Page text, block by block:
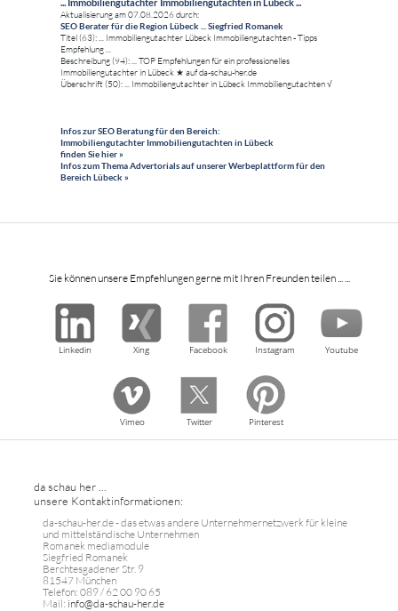
Aktualisierung am 07.08.2026 durch:
SEO Berater für die Region Lübeck ... Siegfried Romanek
Titel (63): ... Immobiliengutachter Lübeck Immobiliengutachten - Tipps
Empfehlung ...
Beschreibung (94): ... TOP Empfehlungen für ein professionelles
Immobiliengutachter in Lübeck ★ auf da-schau-her.de
Überschrift (50): ... Immobiliengutachter in Lübeck Immobiliengutachten √
Infos zur SEO Beratung für den Bereich:
Immobiliengutachter Immobiliengutachten in Lübeck
finden Sie hier »
Infos zum Thema Advertorials auf unserer Werbeplattform für den
Bereich Lübeck »
Sie können unsere Empfehlungen gerne mit Ihren Freunden teilen ... ...
Linkedin Xing Facebook Instagram Youtube
Vimeo Twitter Pinterest
da schau her ...
unsere Kontaktinformationen:
da-schau-her.de - das etwas andere Unternehmernetzwerk für kleine
und mittelständische Unternehmen
Romanek mediamodule
Siegfried Romanek
Berchtesgadener Str. 9
81547 München
Telefon: 089 / 62 00 90 65
Mail: info@da-schau-her.de